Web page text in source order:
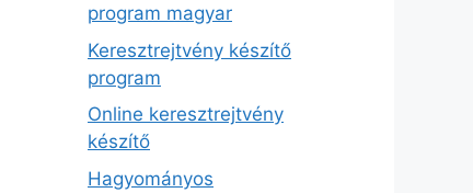
program magyar
Keresztrejtvény készítő
program
Online keresztrejtvény
készítő
Hagyományos